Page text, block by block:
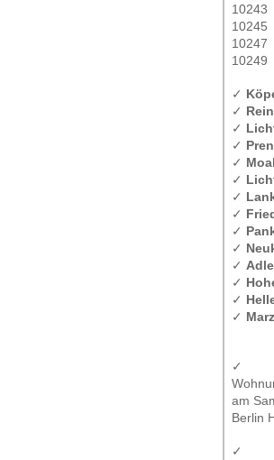
10243
10245
10247
10249
✓
✓
✓
✓
✓
✓
✓
✓
✓
✓
✓
✓
✓
✓
✓
am
Berlin
✓